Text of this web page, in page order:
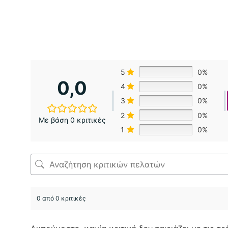
0,0
Με βάση 0 κριτικές
5
0%
4
0%
3
0%
2
0%
1
0%
0 από 0 κριτικές